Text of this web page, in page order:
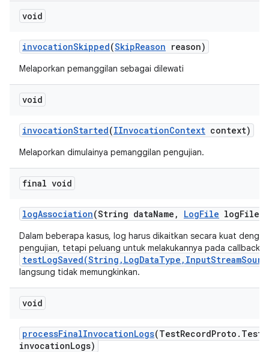
void
invocationSkipped(SkipReason reason)
Melaporkan pemanggilan sebagai dilewati
void
invocationStarted(IInvocationContext context)
Melaporkan dimulainya pemanggilan pengujian.
final void
logAssociation(String dataName , LogFile logFile)
Dalam beberapa kasus, log harus dikaitkan secara kuat
pengujian, tetapi peluang untuk melakukannya pada callback
langsung tidak memungkinkan.
void
processFinalInvocationLogs(TestRecordProto . Test
invocationLogs)